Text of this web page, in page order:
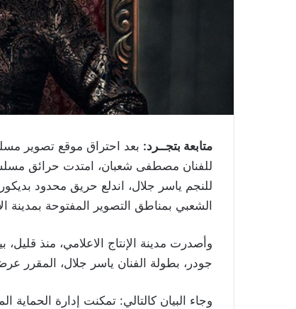
متابعة بتجــرد: بعد احتراق موقع تصوير
للفنان مصطفى شعبان، امتدت حرائق
للنجم ياسر جلال، اندلع حريق محدود
الشعبي بمناطق التصوير المفتوحة بمدينة
وأصدرت مدينة الإنتاج الاعلامي، منذ
جودر، بطولة الفنان ياسر جلال، المقرر
وجاء البيان كالتالي: تمكنت إدارة الحماية